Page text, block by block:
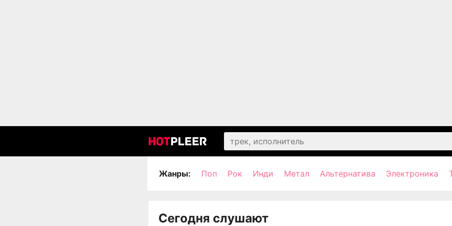
Жанры: Поп Рок Инди Метал Альтернатива Электроника
Сегодня слушают